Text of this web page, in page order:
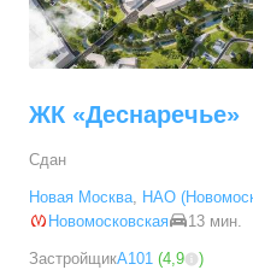
ЖК «Деснаречье»
Сдан
Новая Москва, НАО
Новомосковская
13 мин.
ЗастройщикА101 (4,9 )